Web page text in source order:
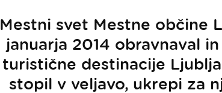
Mestni svet Mestne občine
januarja 2014 obravnaval
turistične destinacije
stopil v veljavo, ukrepi za